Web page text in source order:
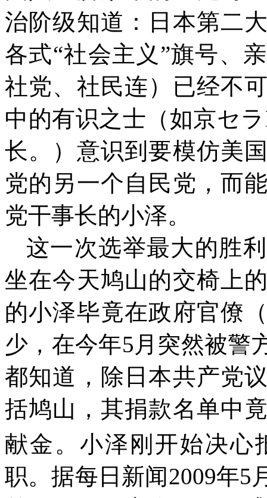
治阶级知道：日本第二
各式“社会主义”旗号、
社党、社民连）已经不
中的有识之士（如京セラ
长。
）意识到要模仿美
党的另一个自民党，而
党干事长的小泽。
这一次选举最大的胜
坐在今天鸠山的交椅上
的小泽毕竟在政府官僚
少，在今年5 月突然被警
都知道，除日本共产党
括鸠山，其捐款名单中
献金。小泽刚开始决心
职。据每日新闻2009年5